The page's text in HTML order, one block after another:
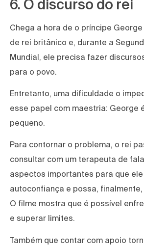
6. O discurso do rei
Chega a hora de o príncipe
de rei britânico e, durante a
Mundial, ele precisa fazer
para o povo.
Entretanto, uma dificuldade o
esse papel com maestria: George
pequeno.
Para contornar o problema, o rei
consultar com um terapeuta de
aspectos importantes para que
autoconfiança e possa,
O filme mostra que é possível
e superar limites.
Também que contar com apoio